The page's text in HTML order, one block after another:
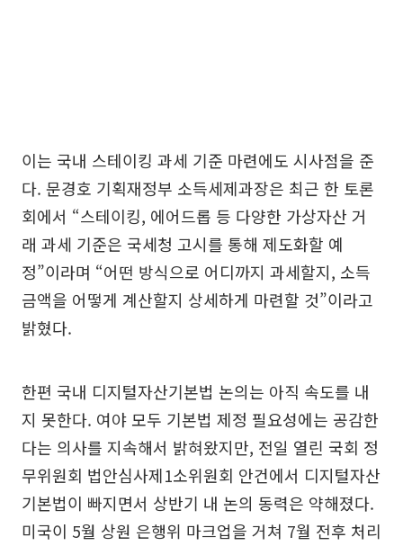
이는 국내 스테이킹 과세 기준 마련에도 시사점을 준
다. 문경호 기획재정부 소득세제과장은 최근 한 토론
회에서 “스테이킹, 에어드롭 등 다양한 가상자산 거
래 과세 기준은 국세청 고시를 통해 제도화할 예
정”이라며 “어떤 방식으로 어디까지 과세할지, 소득
금액을 어떻게 계산할지 상세하게 마련할 것”이라고
밝혔다.
한편 국내 디지털자산기본법 논의는 아직 속도를 내
지 못한다. 여야 모두 기본법 제정 필요성에는 공감한
다는 의사를 지속해서 밝혀왔지만, 전일 열린 국회 정
무위원회 법안심사제1소위원회 안건에서 디지털자산
기본법이 빠지면서 상반기 내 논의 동력은 약해졌다.
미국이 5월 상원 은행위 마크업을 거쳐 7월 전후 처리